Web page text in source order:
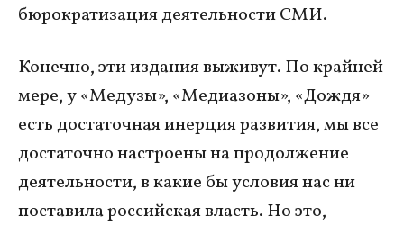
бюрократизация деятельности СМИ.
Конечно, эти издания выживут. По крайней
мере, у «Медузы», «Медиазоны», «Дождя»
есть достаточная инерция развития, мы все
достаточно настроены на продолжение
деятельности, в какие бы условия нас ни
поставила российская власть. Но это,